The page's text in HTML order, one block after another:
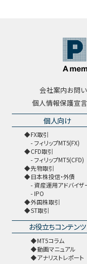
会社案内お問
個人情報保護宣言
個人向け
FX取引
フィリップMT5(FX)
CFD取引
フィリップMT5(CFD)
先物取引
日本株投信・外債
資産運用アドバイザ
IPO
外国株取引
ST取引
お役立ちコンテンツ
MT5コラム
動画マニュアル
アナリストレポート